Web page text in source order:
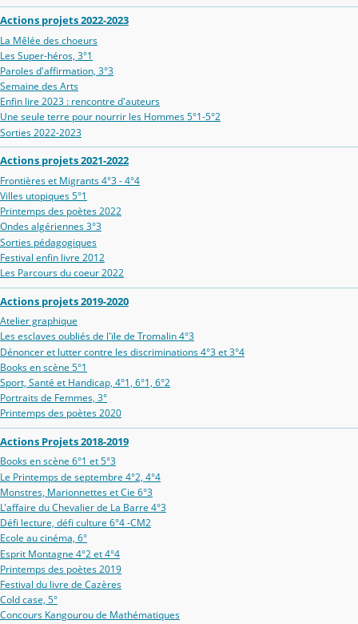
Actions projets 2022-2023
La Mêlée des choeurs
Les Super-héros, 3°1
Paroles d'affirmation, 3°3
Semaine des Arts
Enfin lire 2023 : rencontre d'auteurs
Une seule terre pour nourrir les Hommes 5°1-5°2
Sorties 2022-2023
Actions projets 2021-2022
Frontières et Migrants 4°3 - 4°4
Villes utopiques 5°1
Printemps des poètes 2022
Ondes algériennes 3°3
Sorties pédagogiques
Festival enfin livre 2012
Les Parcours du coeur 2022
Actions projets 2019-2020
Atelier graphique
Les esclaves oubliés de l'ïle de Tromalin 4°3
Dénoncer et lutter contre les discriminations 4°3 et 3°4
Books en scène 5°1
Sport, Santé et Handicap, 4°1, 6°1, 6°2
Portraits de Femmes, 3°
Printemps des poètes 2020
Actions Projets 2018-2019
Books en scène 6°1 et 5°3
Le Printemps de septembre 4°2, 4°4
Monstres, Marionnettes et Cie 6°3
L'affaire du Chevalier de La Barre 4°3
Défi lecture, défi culture 6°4 -CM2
Ecole au cinéma, 6°
Esprit Montagne 4°2 et 4°4
Printemps des poètes 2019
Festival du livre de Cazères
Cold case, 5°
Concours Kangourou de Mathématiques